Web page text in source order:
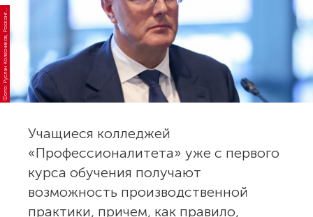
Ф
о
т
о:
Р
у
с
л
а
н
К
о
л
е
с
н
и
к
о
в,
Р
о
с
к
о
н
г
р
е
с
с
Учащиеся колледжей
«Профессионалитета» уже с первого
курса обучения получают
возможность производственной
практики, причем, как правило,